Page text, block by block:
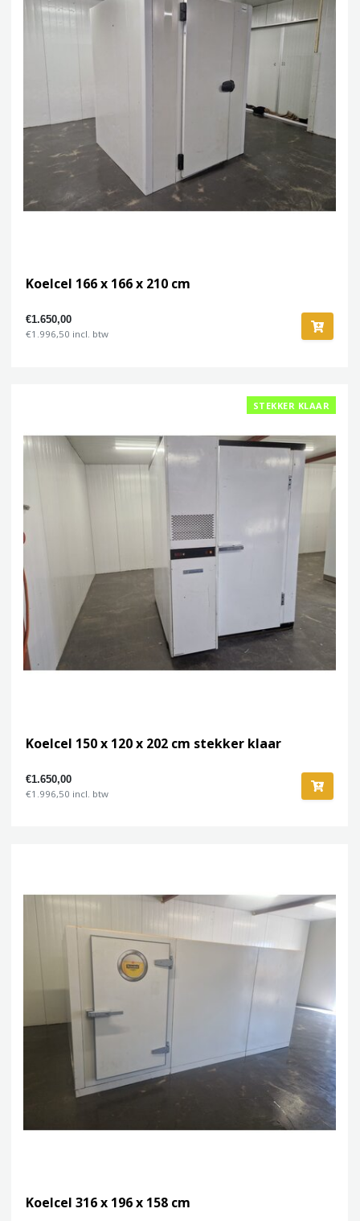
Koelcel 166 x 166 x 210 cm
€1.650,00
€1.996,50 incl. btw
STEKKER KLAAR
Koelcel 150 x 120 x 202 cm stekker klaar
€1.650,00
€1.996,50 incl. btw
Koelcel 316 x 196 x 158 cm